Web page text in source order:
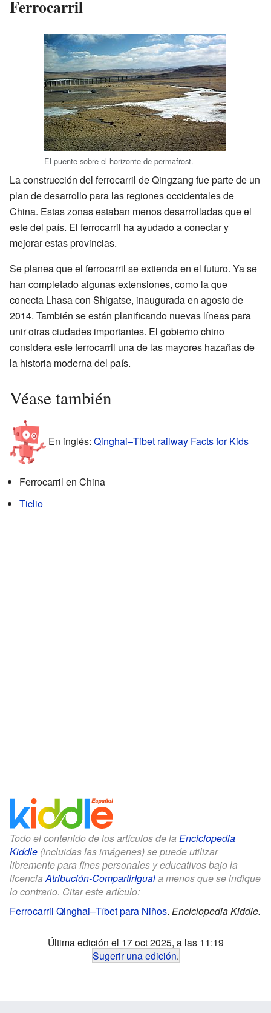
Ferrocarril
El puente sobre el horizonte de permafrost.
La construcción del ferrocarril de Qingzang fue parte de un
plan de desarrollo para las regiones occidentales de
China. Estas zonas estaban menos desarrolladas que el
este del país. El ferrocarril ha ayudado a conectar y
mejorar estas provincias.
Se planea que el ferrocarril se extienda en el futuro. Ya se
han completado algunas extensiones, como la que
conecta Lhasa con Shigatse, inaugurada en agosto de
2014. También se están planificando nuevas líneas para
unir otras ciudades importantes. El gobierno chino
considera este ferrocarril una de las mayores hazañas de
la historia moderna del país.
Véase también
En inglés: Qinghai–Tibet railway Facts for Kids
Ferrocarril en China
Ticlio
Todo el contenido de los artículos de la Enciclopedia
Kiddle (incluidas las imágenes) se puede utilizar
libremente para fines personales y educativos bajo la
licenciaAtribución-CompartirIguala menos que se indique
lo contrario. Citar este artículo:
Ferrocarril Qinghai–Tíbet para Niños. Enciclopedia Kiddle.
Última edición el 17 oct 2025, a las 11:19
Sugerir una edición.